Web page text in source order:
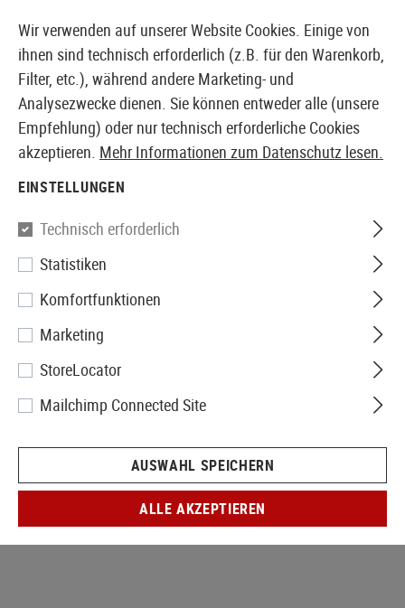
EUROPÄISCHER AIRSOFT SHOP & GROßHÄNDLER
Guarder
SP85 AEG Tune Up Spring
Wir verwenden auf unserer Website Cookies. Einige von
ihnen sind technisch erforderlich (z.B. für den Warenkorb,
Filter, etc.), während andere Marketing- und
Analysezwecke dienen. Sie können entweder alle (unsere
Empfehlung) oder nur technisch erforderliche Cookies
akzeptieren. Mehr Informationen zum Datenschutz lesen.
EINSTELLUNGEN
Technisch erforderlich
Statistiken
Komfortfunktionen
Marketing
StoreLocator
Mailchimp Connected Site
AUSWAHL SPEICHERN
ALLE AKZEPTIEREN